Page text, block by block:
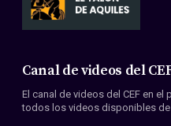
Canal de videos del
El canal de videos del CEF en el
todos los videos disponibles de